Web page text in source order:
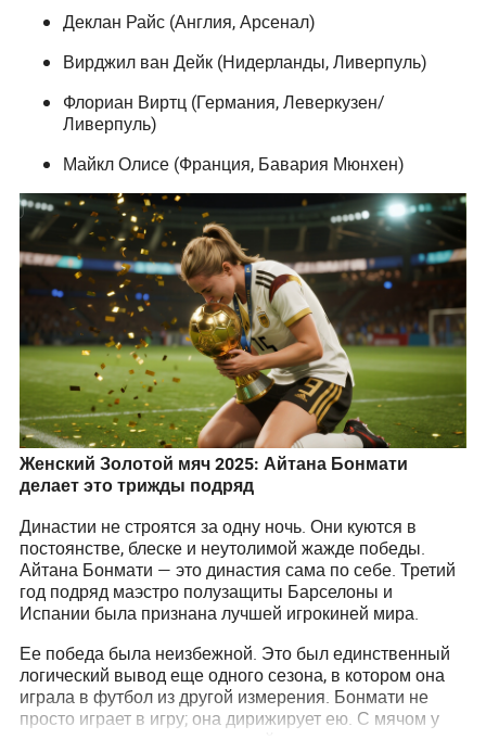
Деклан Райс (Англия, Арсенал)
Вирджил ван Дейк (Нидерланды, Ливерпуль)
Флориан Виртц (Германия, Леверкузен/
Ливерпуль)
Майкл Олисе (Франция, Бавария Мюнхен)
Женский Золотой мяч 2025: Айтана Бонмати
делает это трижды подряд
Династии не строятся за одну ночь. Они куются в
постоянстве, блеске и неутолимой жажде победы.
Айтана Бонмати — это династия сама по себе. Третий
год подряд маэстро полузащиты Барселоны и
Испании была признана лучшей игрокиней мира.
Ее победа была неизбежной. Это был единственный
логический вывод еще одного сезона, в котором она
играла в футбол из другой измерения. Бонмати не
просто играет в игру; она дирижирует ею. С мячом у